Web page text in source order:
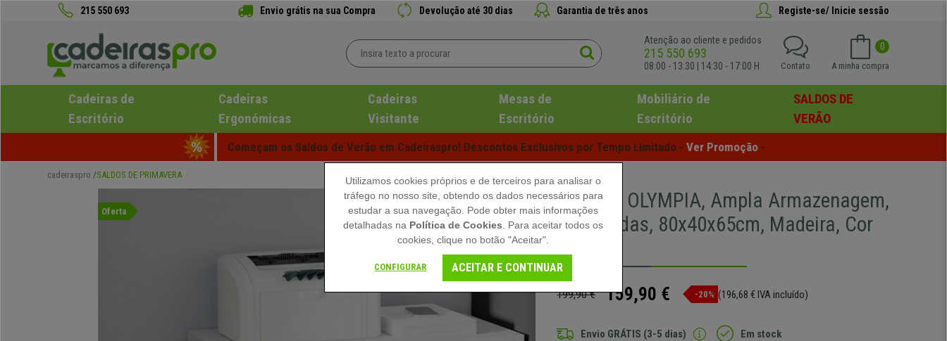
215 550 693 Envio grátis na sua Compra Devolução até 30 dias Garantia de três anos Registe-se/ Inicie sessão
Atenção ao cliente e pedidos
215 550 693
08:00 - 13:30 | 14:30 - 17:00 H
0
A minha compra
Contato
Cadeiras de
Escritório
Cadeiras
Ergonómicas
Cadeiras
Visitante
Mesas de
Escritório
Mobiliário de
Escritório
SALDOS DE
VERÃO
Começam os Saldos de Verão em Cadeiraspro! Descontos Exclusivos por Tempo Limitado - Ver Promoção -
cadeiraspro SALDOS DE PRIMAVERA
Oferta
Armário OLYMPIA, Ampla Armazenagem,
Com Rodas, 80x40x65cm, Madeira, Cor
Branco
199,90 € 159,90 € -20% (196,68 € IVA incluído)
Envio GRÁTIS (3-5 dias) Em stock
Utilizamos cookies próprios e de terceiros para analisar o
tráfego no nosso site, obtendo os dados necessários para
estudar a sua navegação. Pode obter mais informações
detalhadas na Política de Cookies . Para aceitar todos os
cookies, clique no botão "Aceitar".
CONFIGURAR ACEITAR E CONTINUAR